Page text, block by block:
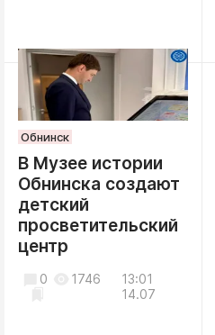
Обнинск
В Музее истории
Обнинска создают
детский
просветительский
центр
13:01
14.07
0 1746